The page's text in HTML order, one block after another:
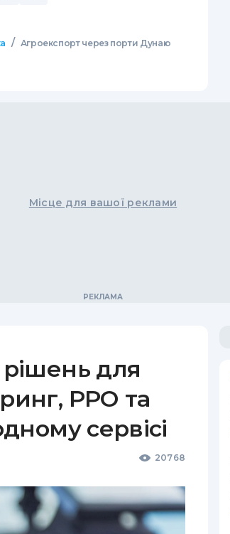
/ Агроекспорт через порти Дунаю
Місце для вашої реклами
для
РРО та
сервісі
20768